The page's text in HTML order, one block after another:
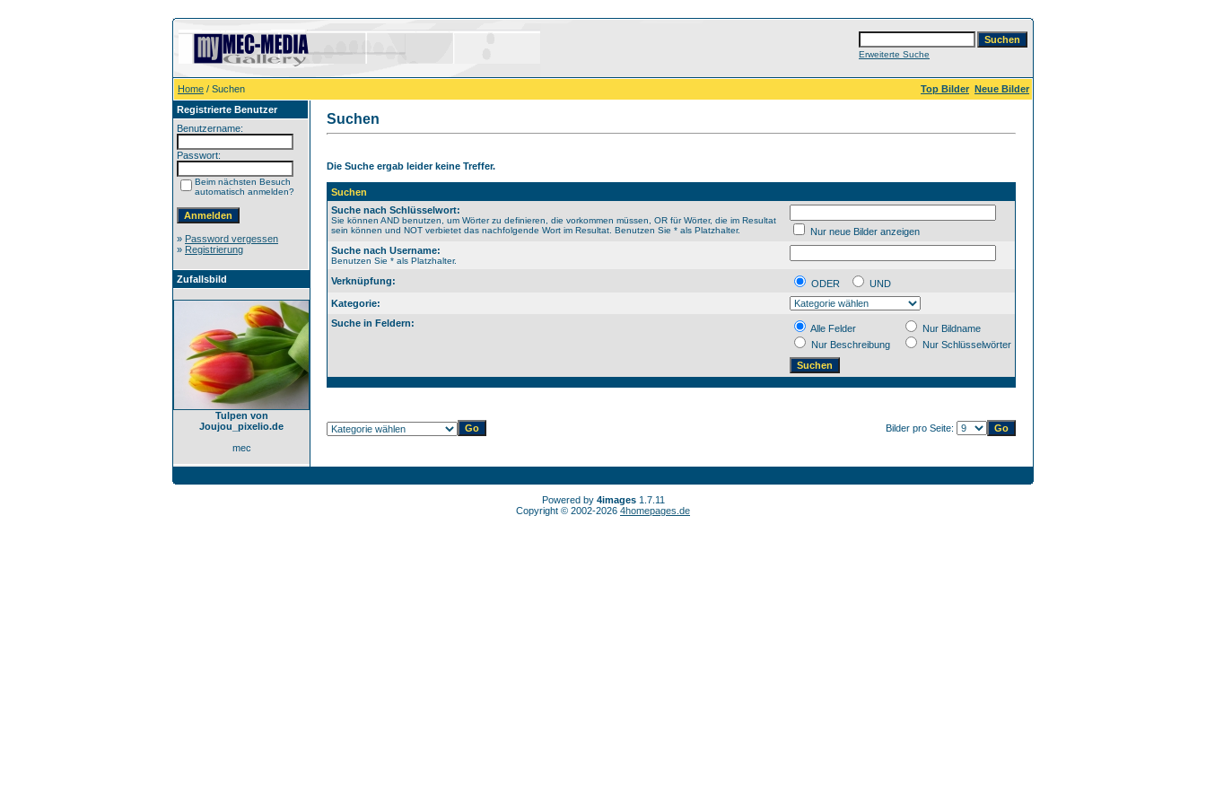
Erweiterte Suche
Home / Suchen Top Bilder Neue Bilder
Registrierte Benutzer
Benutzername:
Passwort:
Beim nächsten Besuch
automatisch anmelden?
» Password vergessen
» Registrierung
Zufallsbild
Tulpen von
Joujou_pixelio.de
mec
Suchen
Die Suche ergab leider keine Treffer.
Suchen
Suche nach Schlüsselwort:
Sie können AND benutzen, um Wörter zu definieren, die vorkommen müssen, OR für Wörter, die im Resultat
sein können und NOT verbietet das nachfolgende Wort im Resultat. Benutzen Sie * als Platzhalter.
Nur neue Bilder anzeigen
Suche nach Username:
Benutzen Sie * als Platzhalter.
Verknüpfung: ODER
UND
Kategorie:
Suche in Feldern:
Alle Felder
Nur Bildname
Nur Beschreibung
Nur Schlüsselwörter
Bilder pro Seite:
Powered by 4images1.7.11
Copyright © 2002-2026 4homepages.de